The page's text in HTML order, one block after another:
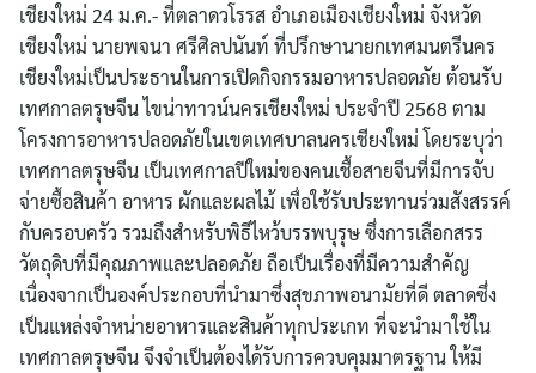
เชียงใหม่ 24 ม.ค.- ที่ตลาดวโรรส อำเภอเมืองเชียงใหม่ จังหวัด
เชียงใหม่ นายพจนา ศรีศิลปนันท์ ที่ปรึกษานายกเทศมนตรีนคร
เชียงใหม่เป็นประธานในการเปิดกิจกรรมอาหารปลอดภัย ต้อนรับ
เทศกาลตรุษจีน ไขน่าทาวน์นครเชียงใหม่ ประจำปี 2568 ตาม
โครงการอาหารปลอดภัยในเขตเทศบาลนครเชียงใหม่ โดยระบุว่า
เทศกาลตรุษจีน เป็นเทศกาลปีใหม่ของคนเชื้อสายจีนที่มีการจับ
จ่ายซื้อสินค้า อาหาร ผักและผลไม้ เพื่อใช้รับประทานร่วมสังสรรค์
กับครอบครัว รวมถึงสำหรับพิธีไหว้บรรพบุรุษ ซึ่งการเลือกสรร
วัตถุดิบที่มีคุณภาพและปลอดภัย ถือเป็นเรื่องที่มีความสำคัญ
เนื่องจากเป็นองค์ประกอบที่นำมาซึ่งสุขภาพอนามัยที่ดี ตลาดซึ่ง
เป็นแหล่งจำหน่ายอาหารและสินค้าทุกประเกท ที่จะนำมาใช้ใน
เทศกาลตรุษจีน จึงจำเป็นต้องได้รับการควบคุมมาตรฐาน ให้มี